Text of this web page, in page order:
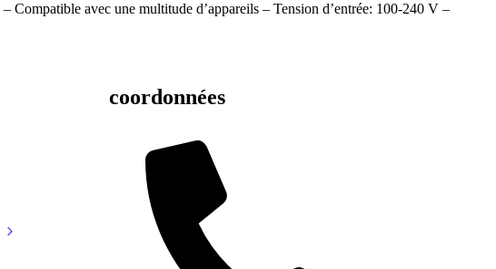
– Compatible avec une multitude d’appareils – Tension d’entrée: 100-240 V –
coordonnées